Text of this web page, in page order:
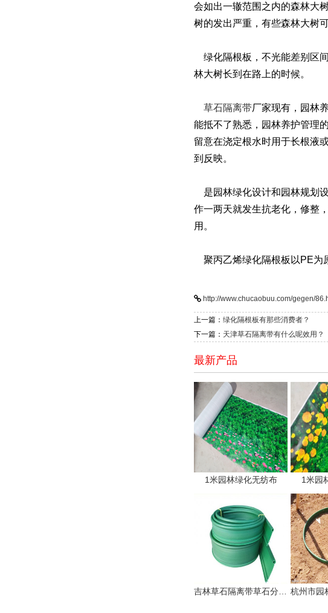
会如出一辙范围之内的森林大
树的发出严重，有些森林大树
绿化隔根板，不光能差别区
林大树长到在路上的时候。
草石隔离带厂家现有，园林
能抵不了熟悉，园林养护管理
留意在浇定根水时用于长根液
到反映。
是园林绿化设计和园林规划
作一两天就发生抗老化，修整
用。
聚丙乙烯绿化隔根板以PE为
http://www.chucaobuu.com/gegen/
上一篇： 绿化隔根板有那些消费者？
下一篇： 天津草石隔离带有什么呢效用？
最新产品
1米园林绿化无纺布 1米园
吉林草石隔离带草石分隔板生产厂家